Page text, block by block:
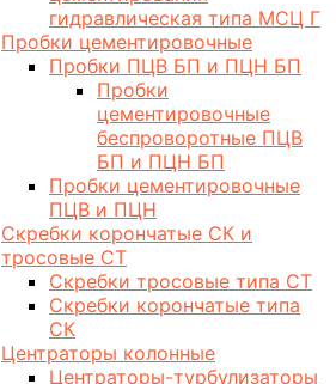
гидравлическая типа МСЦ Г
Пробки цементировочные
Пробки ПЦВ БП и ПЦН БП
Пробки
цементировочные
беспроворотные ПЦВ
БП и ПЦН БП
Пробки цементировочные
ПЦВ и ПЦН
Скребки корончатые СК и
тросовые СТ
Скребки тросовые типа СТ
Скребки корончатые типа
СК
Центраторы колонные
Центраторы-турбулизаторы